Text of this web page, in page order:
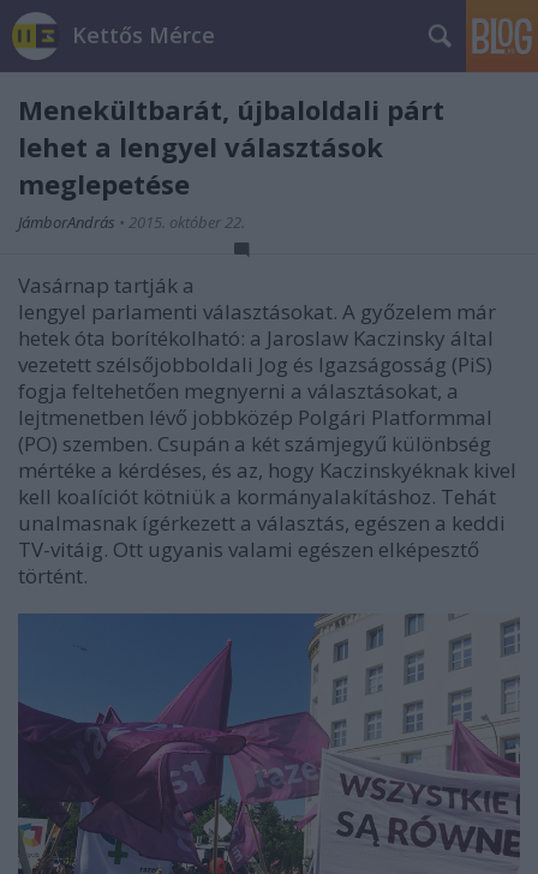
Kettős Mérce
Menekültbarát, újbaloldali párt
lehet a lengyel választások
meglepetése
JámborAndrás • 2015. október 22.
Vasárnap tartják a
lengyel parlamenti választásokat. A győzelem már
hetek óta borítékolható: a Jaroslaw Kaczinsky által
vezetett szélsőjobboldali Jog és Igazságosság (PiS)
fogja feltehetően megnyerni a választásokat, a
lejtmenetben lévő jobbközép Polgári Platformmal
(PO) szemben. Csupán a két számjegyű különbség
mértéke a kérdéses, és az, hogy Kaczinskyéknak kivel
kell koalíciót kötniük a kormányalakításhoz. Tehát
unalmasnak ígérkezett a választás, egészen a keddi
TV-vitáig. Ott ugyanis valami egészen elképesztő
történt.